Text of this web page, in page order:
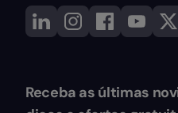
Receba as últimas